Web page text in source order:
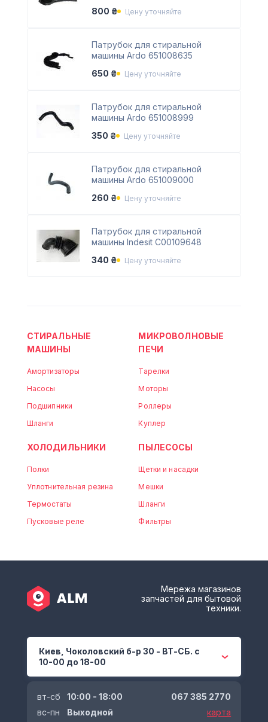
800 ₴
Цену уточняйте
Патрубок для стиральной
машины Ardo 651008635
650 ₴
Цену уточняйте
Патрубок для стиральной
машины Ardo 651008999
350 ₴
Цену уточняйте
Патрубок для стиральной
машины Ardo 651009000
260 ₴
Цену уточняйте
Патрубок для стиральной
машины Indesit C00109648
340 ₴
Цену уточняйте
СТИРАЛЬНЫЕ
МАШИНЫ
Амортизаторы
Насосы
Подшипники
Шланги
МИКРОВОЛНОВЫЕ
ПЕЧИ
Тарелки
Моторы
Роллеры
Куплер
ХОЛОДИЛЬНИКИ
Полки
Уплотнительная резина
Термостаты
Пусковые реле
ПЫЛЕСОСЫ
Щетки и насадки
Мешки
Шланги
Фильтры
Мережа магазинов
запчастей для бытовой
техники.
Киев, Чоколовский б-р 30 - ВТ-СБ. с
10-00 до 18-00
вт-сб
10:00 - 18:00
вс-пн
Выходной
067 385 2770
карта